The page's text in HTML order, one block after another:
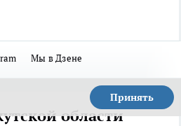
Мы в Дзене
Принять
области